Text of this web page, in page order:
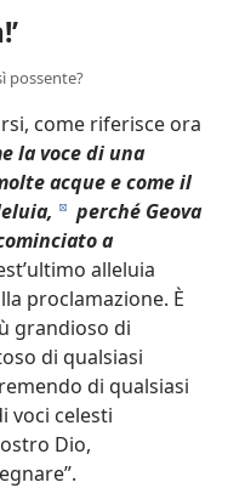
possente?
come riferisce ora
la voce di una
acque e come il
d perché Geova
a
alleluia
proclamazione. È
grandioso di
di qualsiasi
di qualsiasi
voci celesti
Dio,